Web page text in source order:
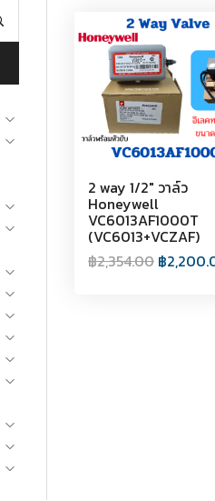
2 way 1/2" วาล์ว
Honeywell
VC6013AF1000T
(VC6013+VCZAF)
฿2,354.00 ฿